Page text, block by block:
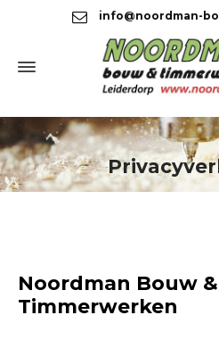
info@noordman-
Noordman Bouw &
Timmerwerken